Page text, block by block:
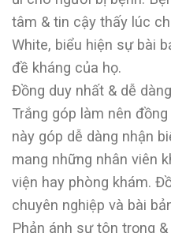
tâm & tin cậy thấy lúc
White, biểu hiện sự bài
đề kháng của họ.
Đồng duy nhất & dễ
Trắng góp làm nên
này góp dễ dàng nhận
mang những nhân viên
viện hay phòng khám.
chuyên nghiệp và bài
Phản ánh sự tôn trọng